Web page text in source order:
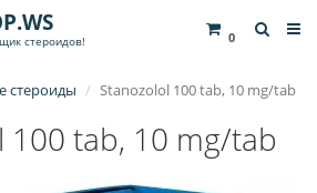
0
стероидов!
стероиды Stanozolol 100 tab, 10 mg/tab
100 tab, 10 mg/tab